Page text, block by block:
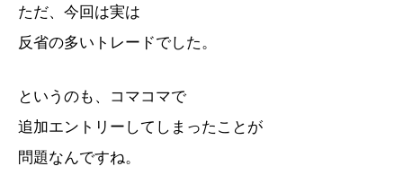
ただ、今回は実は
反省の多いトレードでした。
というのも、コマコマで
追加エントリーしてしまったことが
問題なんですね。